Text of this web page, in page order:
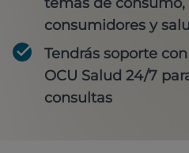
consumidores y
Tendrás soporte
OCU Salud 24/7
consultas